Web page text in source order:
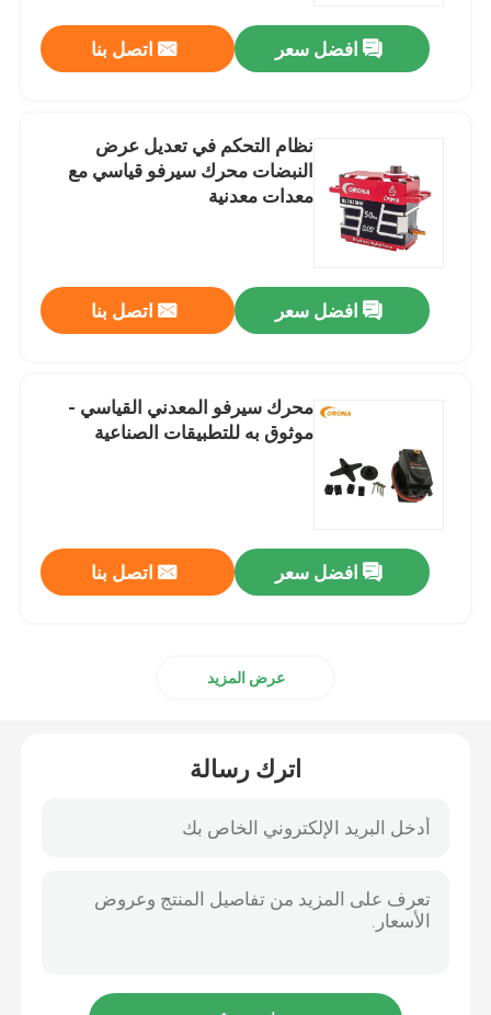
معلومات عنا
افضل سعر اتصل بنا
نظام التحكم في تعديل عرض
النبضات محرك سيرفو قياسي مع
معدات معدنية
افضل سعر اتصل بنا
محرك سيرفو المعدني القياسي -
موثوق به للتطبيقات الصناعية
افضل سعر اتصل بنا
عرض المزيد
اترك رسالة